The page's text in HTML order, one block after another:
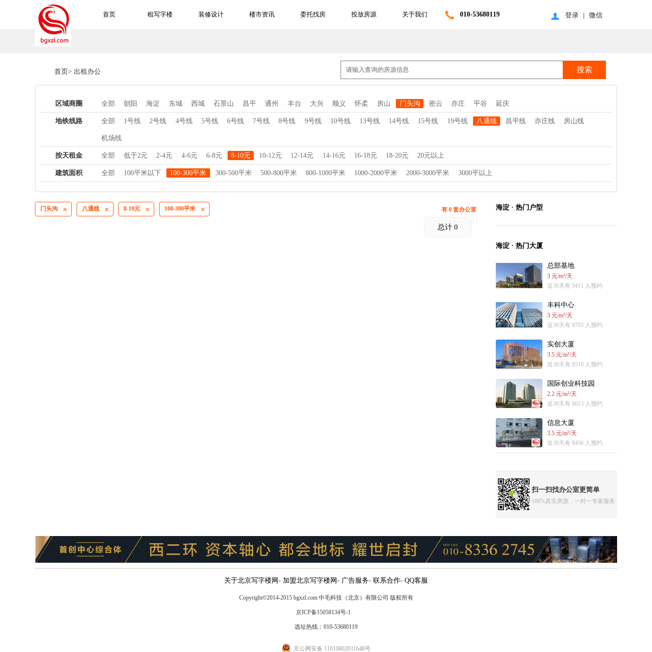
首页 租写字楼 装修设计 楼市资讯 委托找房 投放房源 关于我们 010-53680119 登录 微信
首页> 出租办公
区域商圈 全部 朝阳 海淀 东城 西城 石景山 昌平 通州 丰台 大兴 顺义 怀柔 房山 门头沟 密云 亦庄 平谷 延庆
地铁线路 全部 1号线 2号线 4号线 5号线 6号线 7号线 8号线 9号线 10号线 13号线 14号线 15号线 19号线 八通线 昌平线 亦庄线 房山线
机场线
按天租金 全部 低于2元 2-4元 4-6元 6-8元 8-10元 10-12元 12-14元 14-16元 16-18元 18-20元 20元以上
建筑面积 全部 100平米以下 100-300平米 300-500平米 500-800平米 800-1000平米 1000-2000平米 2000-3000平米 3000平以上
门头沟  八通线  8-10元  100-300平米  有 0 套办公室
总计 0
海淀 · 热门户型
海淀 · 热门大厦
总部基地
3 元/m²/天
近30天有 9411 人预约
丰科中心
3 元/m²/天
近30天有 8703 人预约
实创大厦
3.5 元/m²/天
近30天有 8510 人预约
国际创业科技园
2.2 元/m²/天
近30天有 8613 人预约
信息大厦
3.5 元/m²/天
近30天有 8436 人预约
扫一扫找办公室更简单
100%真实房源，一对一专家服务
关于北京写字楼网 - 加盟北京写字楼网 - 广告服务- 联系合作- QQ客服
Copyright©2014-2015 bgxzl.com 中毛科技（北京）有限公司 版权所有
京ICP备15058134号-1
选址热线：010-53680119
京公网安备 11010802031648号